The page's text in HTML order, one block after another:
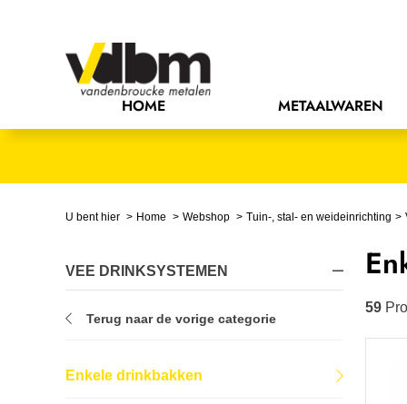
HOME METAALWAREN
Bevestigingsmaterialen
Elektrische componenten
U bent hier Home Webshop Tuin-, stal- en weideinrichting
VEE DRINKSYSTEMEN
Terug naar de vorige categorie
Enkele drinkbakken
59